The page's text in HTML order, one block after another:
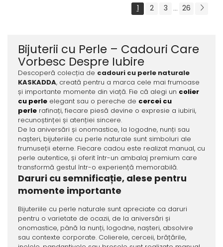
1 2 3 ... 26
Bijuterii cu Perle – Cadouri Care
Vorbesc Despre Iubire
Descoperă colecția de cadouri cu perle naturale
KASKADDA, creată pentru a marca cele mai frumoase
și importante momente din viață. Fie că alegi un colier
cu perleelegant sau o pereche de cercei cu
perlerafinați, fiecare piesă devine o expresie a iubirii,
recunoștinței și atenției sincere.
De la aniversări și onomastice, la logodne, nunți sau
nașteri, bijuteriile cu perle naturale sunt simboluri ale
frumuseții eterne. Fiecare cadou este realizat manual, cu
perle autentice, și oferit într-un ambalaj premium care
transformă gestul într-o experiență memorabilă.
Daruri cu semnificație, alese pentru
momente importante
Bijuteriile cu perle naturale sunt apreciate ca daruri
pentru o varietate de ocazii, de la aniversări și
onomastice, până la nunți, logodne, nașteri, absolvire
sau contexte corporate. Colierele, cerceii, brățările,